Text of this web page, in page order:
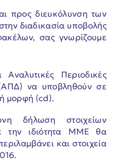
προς διευκόλυνση των
διαδικασία υποβολής
σας γνωρίζουμε
Αναλυτικές Περιοδικές
να υποβληθούν σε
μορφή (cd).
δήλωση στοιχείων
την ιδιότητα ΜΜΕ θα
και στοιχεία